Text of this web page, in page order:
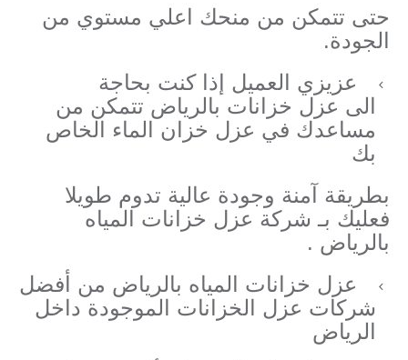
حتى تتمكن من منحك اعلي مستوي من
الجودة.
عزيزي العميل إذا كنت بحاجة
الى عزل خزانات بالرياض تتمكن من
مساعدك في عزل خزان الماء الخاص
بك
بطريقة آمنة وجودة عالية تدوم طويلا
فعليك بـ شركة عزل خزانات المياه
بالرياض .
عزل خزانات المياه بالرياض من أفضل
شركات عزل الخزانات الموجودة داخل
الرياض